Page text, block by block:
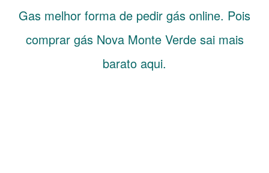
Gas melhor forma de pedir gás online. Pois
comprar gás Nova Monte Verde sai mais
barato aqui.